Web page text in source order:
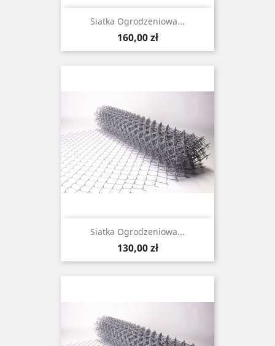
Siatka Ogrodzeniowa...
Cena
160,00 zł
Siatka Ogrodzeniowa...
Cena
130,00 zł